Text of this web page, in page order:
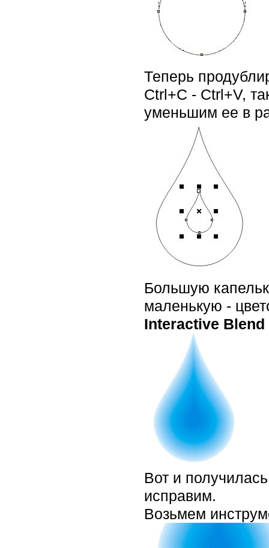
Теперь
Ctrl+C - Ctrl+V,
уменьшим ее в
Большую
маленькую -
Interactive Blend
Вот и
исправим.
Возьмем